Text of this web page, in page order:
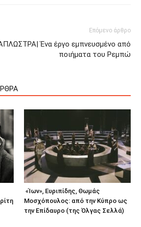
Επόμενο άρθρο
Ένα έργο εμπνευσμένο από
ποιήματα του Ρεμπώ
«Ίων», Ευριπίδης, Θωμάς
Μοσχόπουλος: από την Κύπρο ως
την Επίδαυρο (της Όλγας Σελλά)